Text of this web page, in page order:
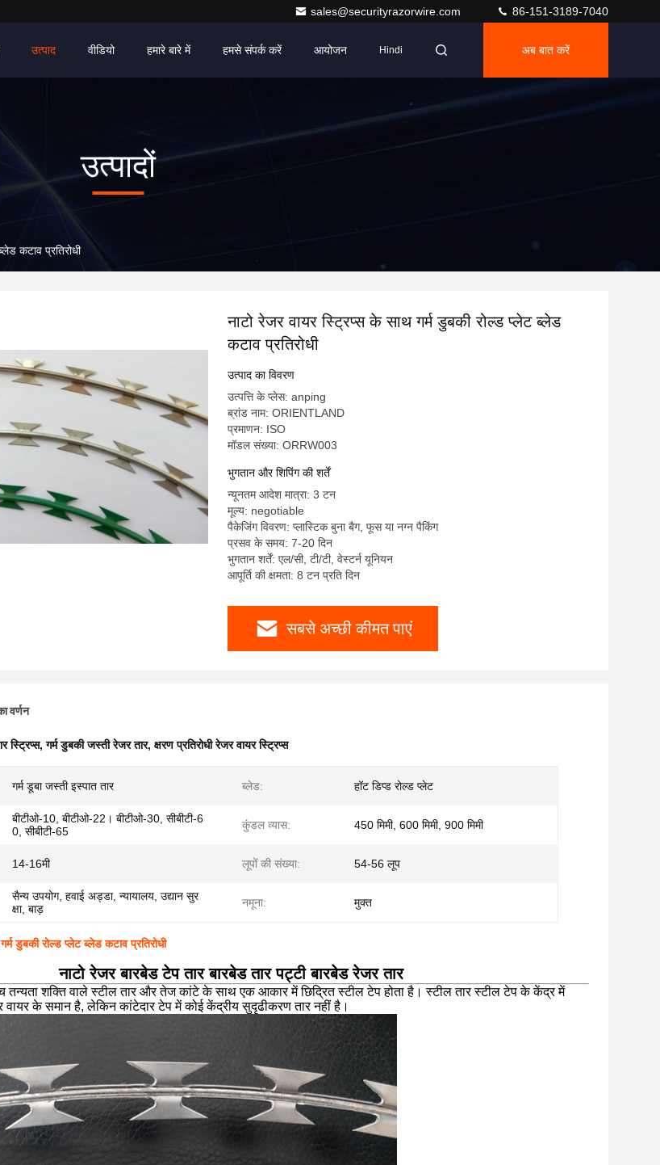
sales@securityrazorwire.com 86-151-3189-7040
उत्पाद वीडियो हमारे बारे में हमसे संपर्क करें आयोजन Hindi अब बात करें
उत्पादों
कटाव प्रतिरोधी
नाटो रेजर वायर स्ट्रिप्स के साथ गर्म डुबकी रोल्ड प्लेट ब्लेड
कटाव प्रतिरोधी
उत्पाद का विवरण
उत्पत्ति के प्लेस: anping
ब्रांड नाम: ORIENTLAND
प्रमाणन: ISO
मॉडल संख्या: ORRW003
भुगतान और शिपिंग की शर्तें
न्यूनतम आदेश मात्रा: 3 टन
मूल्य: negotiable
पैकेजिंग विवरण: प्लास्टिक बुना बैग, फूस या नग्न पैकिंग
प्रसव के समय: 7-20 दिन
भुगतान शर्तें: एल/सी, टी/टी, वेस्टर्न यूनियन
आपूर्ति की क्षमता: 8 टन प्रति दिन
सबसे अच्छी कीमत पाएं
वर्णन
स्ट्रिप्स,गर्म डुबकी जस्ती रेजर तार, क्षरण प्रतिरोधी रेजर वायर स्ट्रिप्स
गर्म डूबा जस्ती इस्पात तार ब्लेड: हॉट डिप्ड रोल्ड प्लेट
बीटीओ-10, बीटीओ-22। बीटीओ-30, सीबीटी-6
0, सीबीटी-65
कुंडल व्यास: 450 मिमी, 600 मिमी, 900 मिमी
14-16मी लूपों की संख्या: 54-56 लूप
सैन्य उपयोग, हवाई अड्डा, न्यायालय, उद्यान सुर
क्षा, बाड़
नमूना: मुक्त
डुबकी रोल्ड प्लेट ब्लेड कटाव प्रतिरोधी
नाटो रेजर बारबेड टेप तार बारबेड तार पट्टी बारबेड रेजर तार
तन्यता शक्ति वाले स्टील तार और तेज कांटे के साथ एक आकार में छिद्रित स्टील टेप होता है। स्टील तार स्टील टेप के केंद्र में
वायर के समान है, लेकिन कांटेदार टेप में कोई केंद्रीय सुदृढीकरण तार नहीं है।